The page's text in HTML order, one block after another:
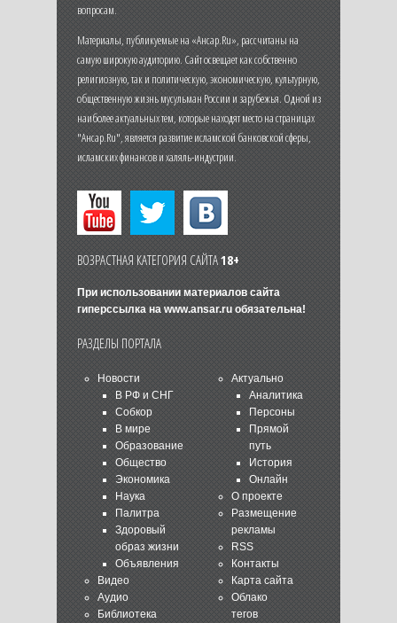
вопросам.
Материалы, публикуемые на «Ансар.Ru», рассчитаны на
самую широкую аудиторию. Сайт освещает как собственно
религиозную, так и политическую, экономическую, культурную,
общественную жизнь мусульман России и зарубежья. Одной из
наиболее актуальных тем, которые находят место на страницах
"Ансар.Ru", является развитие исламской банковской сферы,
исламских финансов и халяль-индустрии.
ВОЗРАСТНАЯ КАТЕГОРИЯ САЙТА18+
При использовании материалов сайта
гиперссылка на www.ansar.ruобязательна!
РАЗДЕЛЫ ПОРТАЛА
Новости
В РФ и СНГ
Собкор
В мире
Образование
Общество
Экономика
Наука
Палитра
Здоровый
образ жизни
Объявления
Видео
Аудио
Библиотека
Актуально
Аналитика
Персоны
Прямой
путь
История
Онлайн
О проекте
Размещение
рекламы
RSS
Контакты
Карта сайта
Облако
тегов